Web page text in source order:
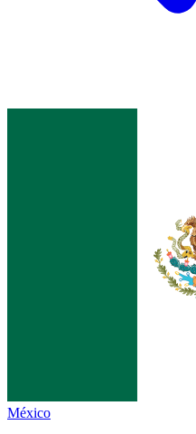
México